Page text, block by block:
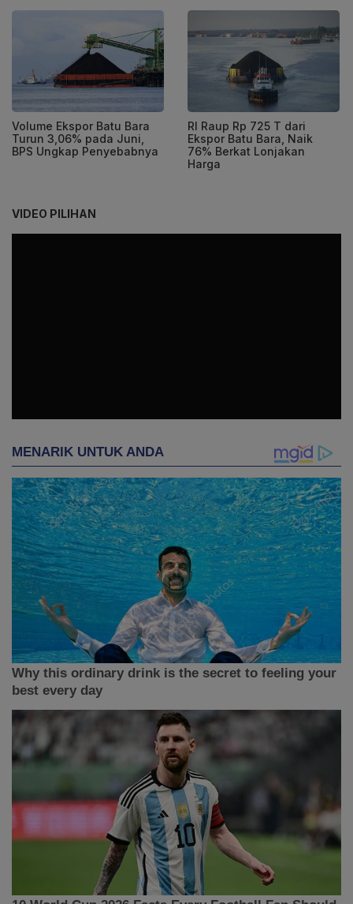
Volume Ekspor Batu Bara
Turun 3,06% pada Juni,
BPS Ungkap Penyebabnya
RI Raup Rp 725 T dari
Ekspor Batu Bara, Naik
76% Berkat Lonjakan
Harga
VIDEO PILIHAN